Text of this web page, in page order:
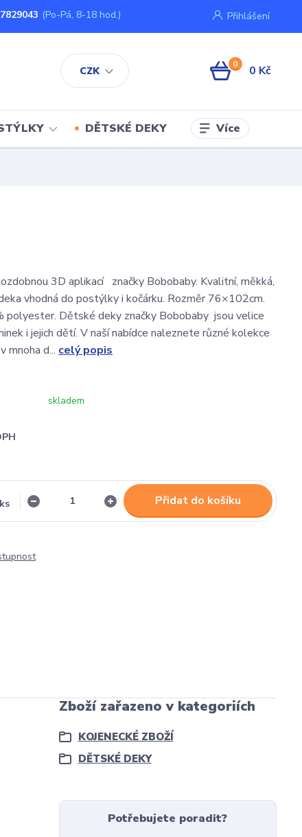
CZK
Přihlášení
(Po-Pá, 8-18 hod.)
0 0 Kč
DĚTSKÉ DEKY Více
3D aplikací značky Bobobaby. Kvalitní, měkká,
vhodná do postýlky i kočárku. Rozměr 76×102cm.
polyester. Dětské deky značky Bobobaby jsou velice
i jejich dětí. V naší nabídce naleznete různé kolekce
mnoha d... celý popis
skladem
ks Přidat do košíku
Zboží zařazeno v kategoriích
KOJENECKÉ ZBOŽÍ
DĚTSKÉ DEKY
Potřebujete poradit?